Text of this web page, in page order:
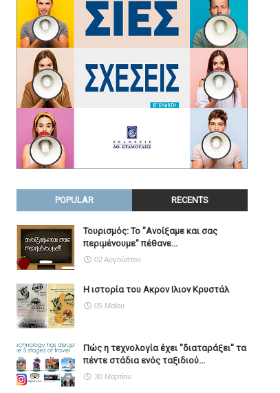
POPULAR RECENTS
Τουρισμός: Το "Ανοίξαμε και σας
περιμένουμε" πέθανε...
02 Αυγούστου
Η ιστορία του Ακρον Ιλιον Κρυστάλ
05 Μαΐου
Πώς η τεχνολογία έχει ''διαταράξει'' τα
πέντε στάδια ενός ταξιδιού...
30 Μαρτίου